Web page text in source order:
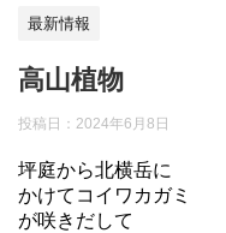
最新情報
高山植物
投稿日： 2024年6月8日
坪庭から北横岳に
かけてコイワカガミ
が咲きだして